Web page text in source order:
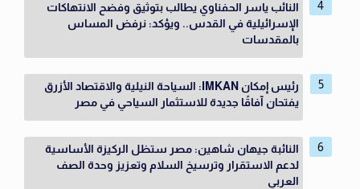
النائب ياسر الحفناوي يطالب بتوثيق وفضح الانتهاكات
الإسرائيلية في القدس.. ويؤكد: نرفض المساس
بالمقدسات
رئيس إمكان IMKAN: السياحة النيلية والاقتصاد الأزرق
يفتحان آفاقًا جديدة للاستثمار السياحي في مصر
النائبة جيهان شاهين: مصر ستظل الركيزة الأساسية
لدعم الاستقرار وترسيخ السلام وتعزيز وحدة الصف
العربي